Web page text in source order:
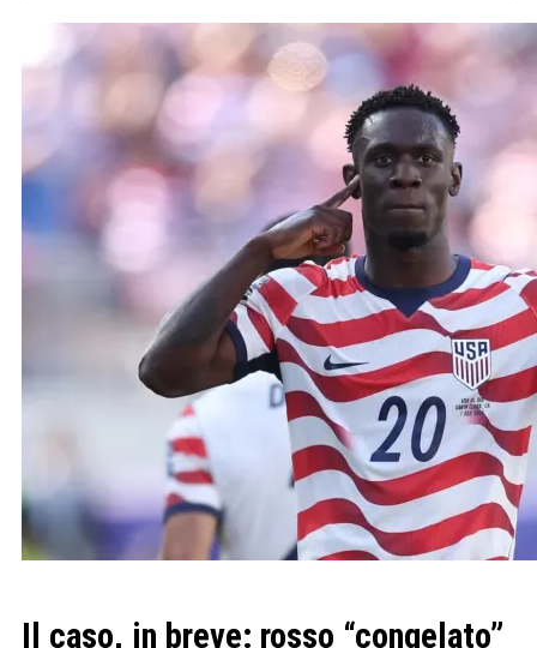
Il caso, in breve: rosso “congelato”